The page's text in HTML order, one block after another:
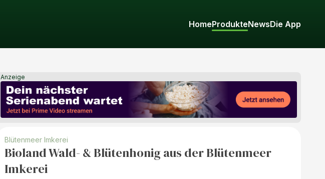
HomeProdukteNewsDie App
Anzeige
Blütenmeer Imkerei
Bioland Wald- & Blütenhonig aus der Blütenmeer
Imkerei